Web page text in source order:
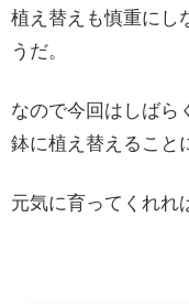
植え替えも慎重にし
うだ。
なので今回はしばら
鉢に植え替えること
元気に育ってくれれ